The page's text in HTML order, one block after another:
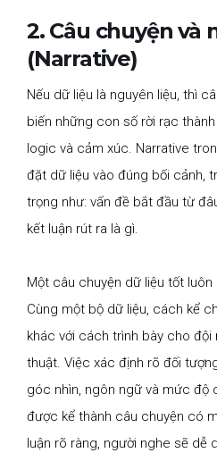
2. Câu chuyện và
(Narrative)
Nếu dữ liệu là nguyên liệu, thì
biến những con số rời rạc
logic và cảm xúc. Narrative
đặt dữ liệu vào đúng bối cảnh,
trọng như: vấn đề bắt đầu từ
kết luận rút ra là gì.
Một câu chuyện dữ liệu tốt
Cùng một bộ dữ liệu, cách kể
khác với cách trình bày cho đội
thuật. Việc xác định rõ đối
góc nhìn, ngôn ngữ và mức độ
được kể thành câu chuyện có
luận rõ ràng, người nghe sẽ dễ